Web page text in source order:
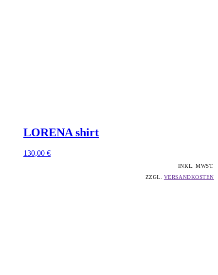
LORENAshirt
130,00 €
INKL. MWST.
ZZGL. VERSANDKOSTEN